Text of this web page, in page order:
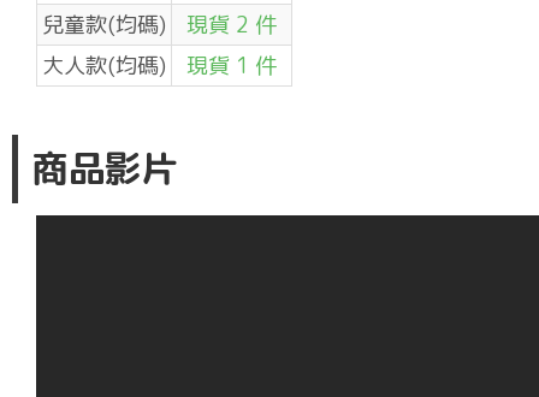
兒童款(均碼)
現貨 2 件
大人款(均碼)
現貨 1 件
商品影片